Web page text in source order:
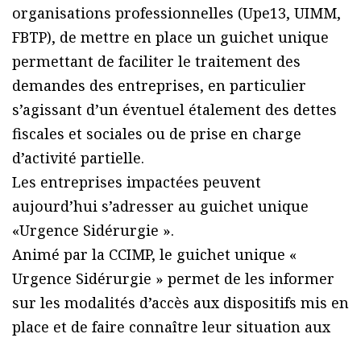
organisations professionnelles (Upe13, UIMM,
FBTP), de mettre en place un guichet unique
permettant de faciliter le traitement des
demandes des entreprises, en particulier
s’agissant d’un éventuel étalement des dettes
fiscales et sociales ou de prise en charge
d’activité partielle.
Les entreprises impactées peuvent
aujourd’hui s’adresser au guichet unique
«Urgence Sidérurgie ».
Animé par la CCIMP, le guichet unique «
Urgence Sidérurgie » permet de les informer
sur les modalités d’accès aux dispositifs mis en
place et de faire connaître leur situation aux